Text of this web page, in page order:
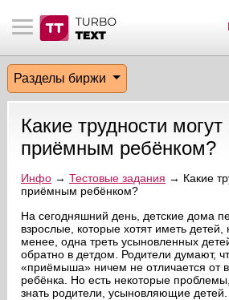
материалы
биржи
пользователи
эфир
на сайте
пользователей
сообщения
по форуму
Разделы биржи
Какие трудности
приёмным ребёнком?
Инфо→ Тестовые задания → Какие
приёмным ребёнком?
На сегодняшний день, детские дома
взрослые, которые хотят иметь детей,
менее, одна треть усыновленных
обратно в детдом. Родители думают,
«приёмыша» ничем не отличается от
ребёнка. Но есть некоторые
знать родители, усыновляющие детей.